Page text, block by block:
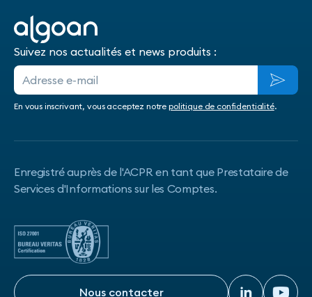
Suivez nos actualités et news produits :
En vous inscrivant, vous acceptez notrepolitique de confidentialité.
Enregistré auprès de l'ACPR en tant que Prestataire de
Services d'Informations sur les Comptes.
Nous contacter